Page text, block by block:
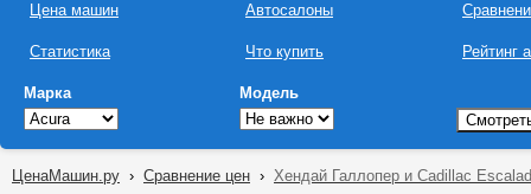
Цена машин
Статистика
Автосалоны
Что купить Рейтинг
Марка Модель
ЦенаМашин.ру › Сравнение цен › Хендай Галлопер и Cadillac